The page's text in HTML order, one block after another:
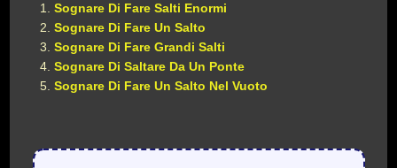
Sognare Di Fare Salti Enormi
Sognare Di Fare Un Salto
Sognare Di Fare Grandi Salti
Sognare Di Saltare Da Un Ponte
Sognare Di Fare Un Salto Nel Vuoto